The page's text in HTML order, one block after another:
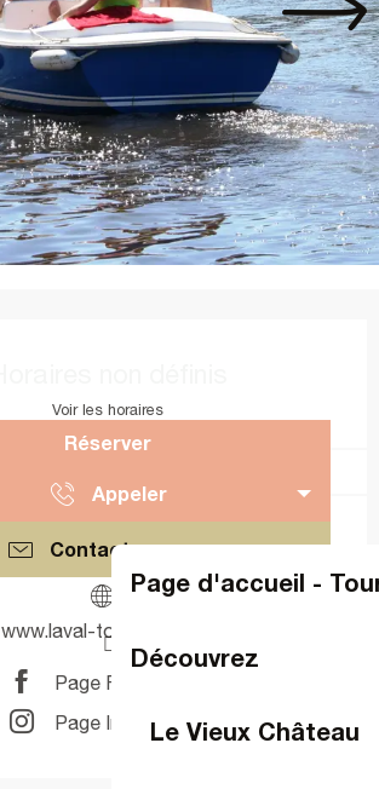
Page d'accueil -
Découvrez
Le Vieux Château
Voir les horaires
Réserver
Appeler
Contactez-nous
www.laval-tourisme.com
Page Facebook
Page Instagram